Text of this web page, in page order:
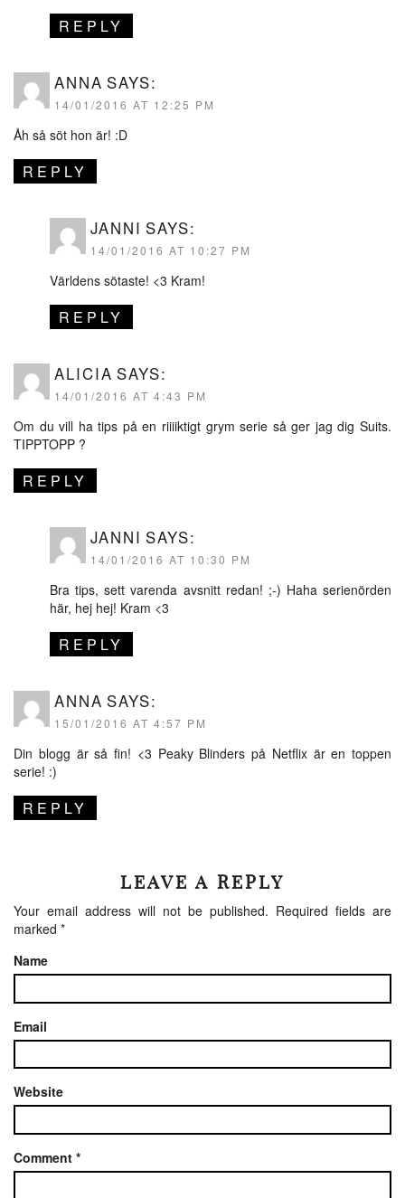
REPLY
ANNA SAYS:
14/01/2016 AT 12:25 PM
Åh så söt hon är! :D
REPLY
JANNI SAYS:
14/01/2016 AT 10:27 PM
Världens sötaste! <3 Kram!
REPLY
ALICIA SAYS:
14/01/2016 AT 4:43 PM
Om du vill ha tips på en riiiiktigt grym serie så ger jag dig Suits.
TIPPTOPP ?
REPLY
JANNI SAYS:
14/01/2016 AT 10:30 PM
Bra tips, sett varenda avsnitt redan! ;-) Haha serienörden
här, hej hej! Kram <3
REPLY
ANNA SAYS:
15/01/2016 AT 4:57 PM
Din blogg är så fin! <3 Peaky Blinders på Netflix är en toppen
serie! :)
REPLY
LEAVE A REPLY
Your email address will not be published. Required fields are
marked *
Name
Email
Website
Comment *